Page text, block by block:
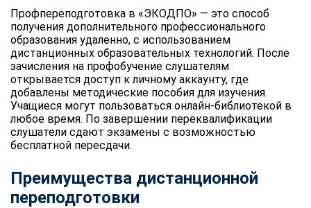
Профпереподготовка в «ЭКОДПО» — это способ
получения дополнительного профессионального
образования удаленно, с использованием
дистанционных образовательных технологий. После
зачисления на профобучение слушателям
открывается доступ к личному аккаунту, где
добавлены методические пособия для изучения.
Учащиеся могут пользоваться онлайн-библиотекой в
любое время. По завершении переквалификации
слушатели сдают экзамены с возможностью
бесплатной пересдачи.
Преимущества дистанционной
переподготовки